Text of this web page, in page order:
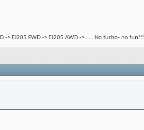
-> EJ205 FWD -> EJ205 AWD ->...... No turbo- no fun!!!